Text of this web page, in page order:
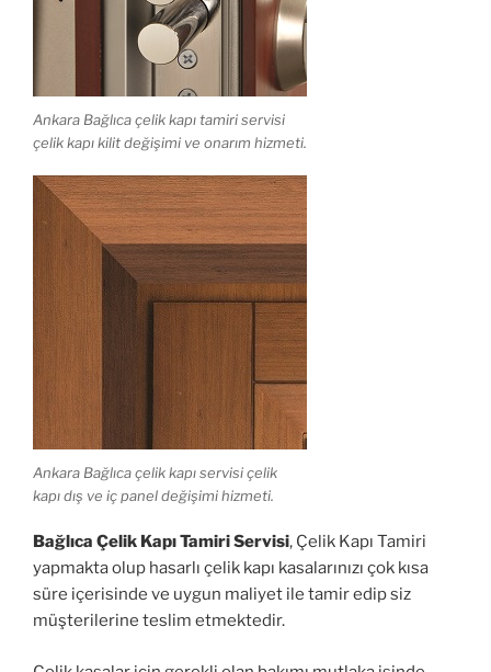
Ankara Bağlıca çelik kapı tamiri servisi
çelik kapı kilit değişimi ve onarım hizmeti.
Ankara Bağlıca çelik kapı servisi çelik
kapı dış ve iç panel değişimi hizmeti.
Bağlıca Çelik Kapı Tamiri Servisi, Çelik Kapı Tamiri
yapmakta olup hasarlı çelik kapı kasalarınızı çok kısa
süre içerisinde ve uygun maliyet ile tamir edip siz
müşterilerine teslim etmektedir.